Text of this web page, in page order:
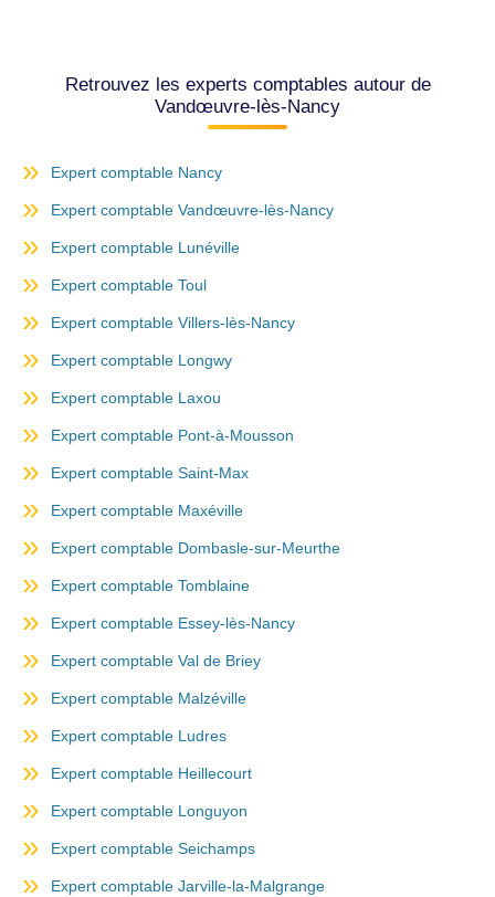
Retrouvez les experts comptables autour de
Vandœuvre-lès-Nancy
Expert comptable Nancy
Expert comptable Vandœuvre-lès-Nancy
Expert comptable Lunéville
Expert comptable Toul
Expert comptable Villers-lès-Nancy
Expert comptable Longwy
Expert comptable Laxou
Expert comptable Pont-à-Mousson
Expert comptable Saint-Max
Expert comptable Maxéville
Expert comptable Dombasle-sur-Meurthe
Expert comptable Tomblaine
Expert comptable Essey-lès-Nancy
Expert comptable Val de Briey
Expert comptable Malzéville
Expert comptable Ludres
Expert comptable Heillecourt
Expert comptable Longuyon
Expert comptable Seichamps
Expert comptable Jarville-la-Malgrange